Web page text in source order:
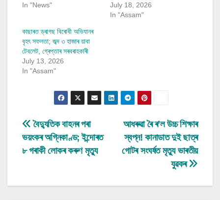
In "News"
July 18, 2026
In "Assam"
কাছাৰত ড্ৰাগছ বিৰোধী অভিযানৰ
বৃহৎ সফলতা; জব্দ ৩ হাজাৰ য়াবা
টেবলেট, গ্ৰেপ্তাৰ সৰবৰাহকাৰী
July 13, 2026
In "Assam"
Post
navigation
আধৰুৱা ৰৈ ৰ’ল উচ্চ শিক্ষাৰ
স্বপ্ন! কানাডাত দুই ছাত্ৰ
গোটৰ সংঘৰ্ষত মৃত্যু ভাৰতীয়
যুৱকৰ
বৈদ্যুতিক বাহনৰ পৰা
ভয়ংকৰ অগ্নিকাণ্ড; ইন্দোৰত
৮ গৰাকী লোকৰ কৰুণ মৃত্যু